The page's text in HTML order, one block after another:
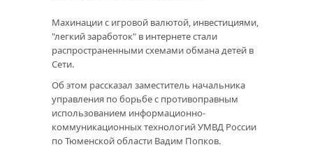
Махинации с игровой валютой, инвестициями,
"легкий заработок" в интернете стали
распространенными схемами обмана детей в
Сети.
Об этом рассказал заместитель начальника
управления по борьбе с противоправным
использованием информационно-
коммуникационных технологий УМВД России
по Тюменской области Вадим Попков.